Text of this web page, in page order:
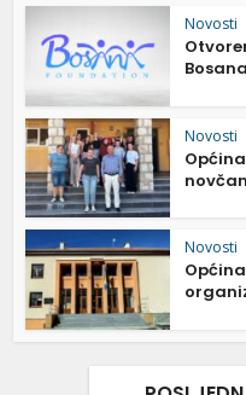
Novosti
Novosti
Novosti